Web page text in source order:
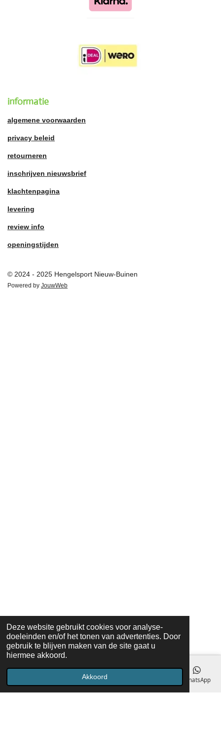
Deze website gebruikt cookies voor analyse-
doeleinden en/of het tonen van advertenties. Door
gebruik te blijven maken van de site gaat u
hiermee akkoord.
Akkoord
informatie
algemene voorwaarden
privacy beleid
retourneren
inschrijven nieuwsbrief
klachtenpagina
levering
review info
openingstijden
© 2024 - 2025 Hengelsport Nieuw-Buinen
Powered by JouwWeb
Telefoonnummer WhatsApp